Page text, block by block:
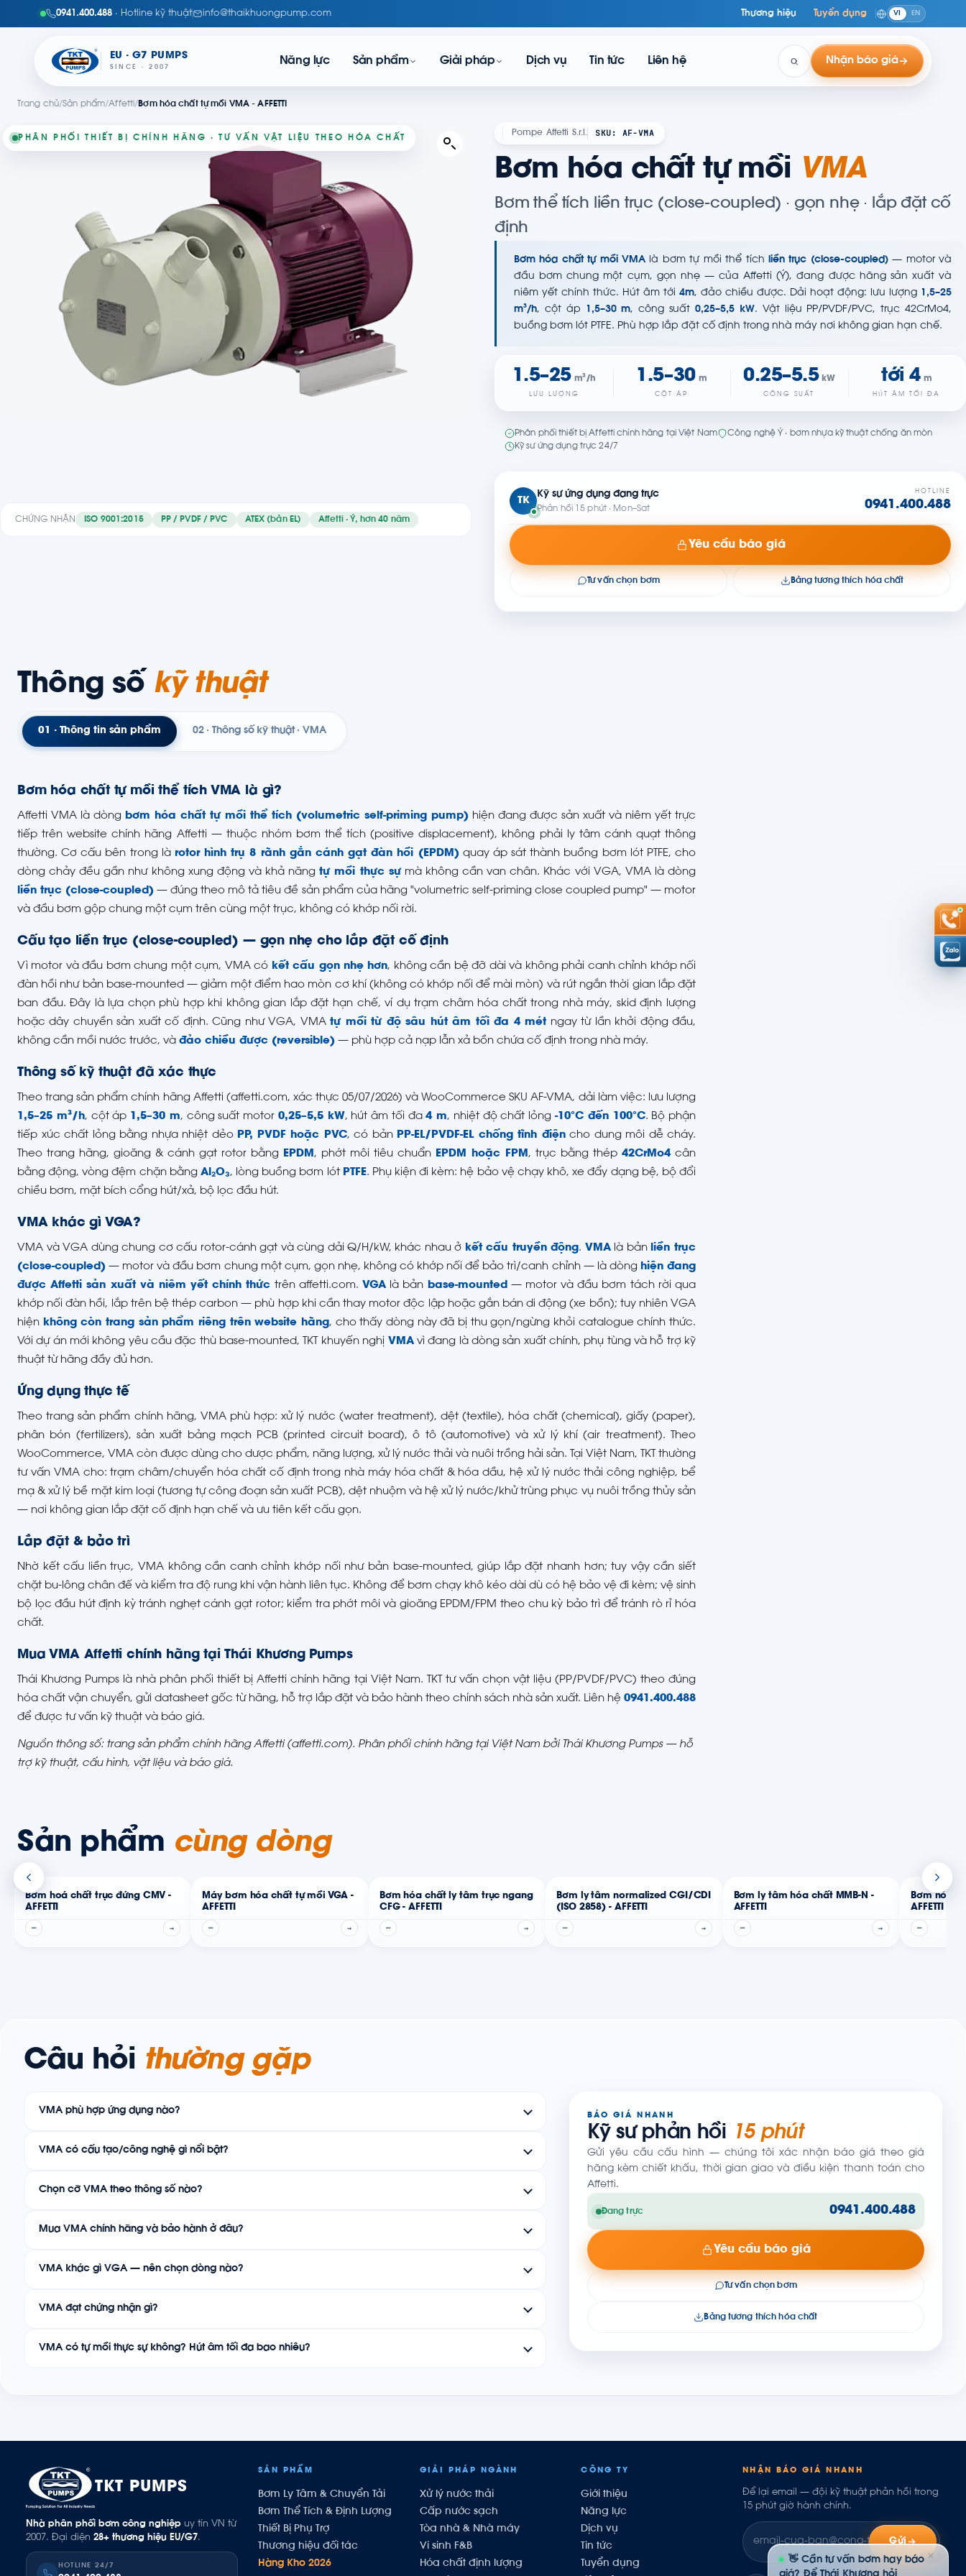
0941.400.488 · Hotline kỹ thuật info@thaikhuongpump.com Thương hiệu Tuyển dụng VI EN
EU · G7 PUMPS
SINCE · 2007
Năng lực Sản phẩm Giải pháp Dịch vụ Tin tức Liên hệ Nhận báo giá
Trang chủ/Sản phẩm/Affetti/Bơm hóa chất tự mồi VMA - AFFETTI
PHÂN PHỐI THIẾT BỊ CHÍNH HÃNG · TƯ VẤN VẬT LIỆU THEO HÓA CHẤT
CHỨNG NHẬN ISO 9001:2015 PP / PVDF / PVC ATEX (bản EL) Affetti · Ý, hơn 40 năm
Pompe Affetti S.r.l. SKU: AF-VMA
Bơm hóa chất tự mồi VMA
Bơm thể tích liền trục (close-coupled) · gọn nhẹ · lắp đặt cố
định
Bơm hóa chất tự mồi VMA là bơm tự mồi thể tích liền trục (close-coupled)— motor và
đầu bơm chung một cụm, gọn nhẹ — của Affetti (Ý), đang được hãng sản xuất và
niêm yết chính thức. Hút âm tới 4m, đảo chiều được. Dải hoạt động: lưu lượng 1,5–25
m³/h, cột áp 1,5–30 m, công suất 0,25–5,5 kW. Vật liệu PP/PVDF/PVC, trục 42CrMo4,
buồng bơm lót PTFE. Phù hợp lắp đặt cố định trong nhà máy nơi không gian hạn chế.
1.5–25 m³/h
LƯU LƯỢNG
1.5–30 m
CỘT ÁP
0.25–5.5 kW
CÔNG SUẤT
tới 4 m
HÚT ÂM TỐI ĐA
Phân phối thiết bị Affetti chính hãng tại Việt Nam
Công nghệ Ý · bơm nhựa kỹ thuật chống ăn mòn
Kỹ sư ứng dụng trực 24/7
TK
Kỹ sư ứng dụng đang trực
Phản hồi 15 phút · Mon–Sat
HOTLINE
0941.400.488
Yêu cầu báo giá
Tư vấn chọn bơm Bảng tương thích hóa chất
Thông số kỹ thuật
01 · Thông tin sản phẩm 02 · Thông số kỹ thuật · VMA
Bơm hóa chất tự mồi thể tích VMA là gì?
Affetti VMA là dòng bơm hóa chất tự mồi thể tích (volumetric self-priming pump) hiện đang được sản xuất và niêm yết trực
tiếp trên website chính hãng Affetti — thuộc nhóm bơm thể tích (positive displacement), không phải ly tâm cánh quạt thông
thường. Cơ cấu bên trong là rotor hình trụ 8 rãnh gắn cánh gạt đàn hồi (EPDM)quay áp sát thành buồng bơm lót PTFE, cho
dòng chảy đều gần như không xung động và khả năngtự mồi thực sựmà không cần van chân. Khác với VGA, VMA là dòng
liền trục (close-coupled) — đúng theo mô tả tiêu đề sản phẩm của hãng "volumetric self-priming close coupled pump" — motor
và đầu bơm gộp chung một cụm trên cùng một trục, không có khớp nối rời.
Cấu tạo liền trục (close-coupled) — gọn nhẹ cho lắp đặt cố định
Vì motor và đầu bơm chung một cụm, VMA có kết cấu gọn nhẹ hơn, không cần bệ đỡ dài và không phải canh chỉnh khớp nối
đàn hồi như bản base-mounted — giảm một điểm hao mòn cơ khí (không có khớp nối để mài mòn) và rút ngắn thời gian lắp đặt
ban đầu. Đây là lựa chọn phù hợp khi không gian lắp đặt hạn chế, ví dụ trạm châm hóa chất trong nhà máy, skid định lượng
hoặc dây chuyền sản xuất cố định. Cũng như VGA, VMAtự mồi từ độ sâu hút âm tối đa 4 mét ngay từ lần khởi động đầu,
không cần mồi nước trước, và đảo chiều được (reversible) — phù hợp cả nạp lẫn xả bồn chứa cố định trong nhà máy.
Thông số kỹ thuật đã xác thực
Theo trang sản phẩm chính hãng Affetti (affetti.com, xác thực 05/07/2026) và WooCommerce SKU AF-VMA, dải làm việc: lưu lượng
1,5–25 m³/h, cột áp 1,5–30 m, công suất motor 0,25–5,5 kW, hút âm tối đa4 m, nhiệt độ chất lỏng-10°C đến 100°C. Bộ phận
tiếp xúc chất lỏng bằng nhựa nhiệt dẻo PP, PVDF hoặc PVC, có bản PP-EL/PVDF-EL chống tĩnh điệncho dung môi dễ cháy.
Theo trang hãng, gioăng & cánh gạt rotor bằng EPDM, phớt môi tiêu chuẩn EPDM hoặc FPM, trục bằng thép 42CrMo4 cân
bằng động, vòng đệm chặn bằng Al₂O₃, lòng buồng bơm lót PTFE. Phụ kiện đi kèm: hệ bảo vệ chạy khô, xe đẩy dạng bệ, bộ đổi
chiều bơm, mặt bích cổng hút/xả, bộ lọc đầu hút.
VMA khác gì VGA?
VMA và VGA dùng chung cơ cấu rotor-cánh gạt và cùng dải Q/H/kW, khác nhau ở kết cấu truyền động. VMAlà bản liền trục
(close-coupled) — motor và đầu bơm chung một cụm, gọn nhẹ, không có khớp nối để bảo trì/canh chỉnh — là dòng hiện đang
được Affetti sản xuất và niêm yết chính thức trên affetti.com. VGA là bản base-mounted— motor và đầu bơm tách rời qua
khớp nối đàn hồi, lắp trên bệ thép carbon — phù hợp khi cần thay motor độc lập hoặc gắn bán di động (xe bồn); tuy nhiên VGA
hiện không còn trang sản phẩm riêng trên website hãng, cho thấy dòng này đã bị thu gọn/ngừng khỏi catalogue chính thức.
Với dự án mới không yêu cầu đặc thù base-mounted, TKT khuyến nghị VMAvì đang là dòng sản xuất chính, phụ tùng và hỗ trợ kỹ
thuật từ hãng đầy đủ hơn.
Ứng dụng thực tế
Theo trang sản phẩm chính hãng, VMA phù hợp: xử lý nước (water treatment), dệt (textile), hóa chất (chemical), giấy (paper),
phân bón (fertilizers), sản xuất bảng mạch PCB (printed circuit board), ô tô (automotive) và xử lý khí (air treatment). Theo
WooCommerce, VMA còn được dùng cho dược phẩm, năng lượng, xử lý nước thải và nuôi trồng hải sản. Tại Việt Nam, TKT thường
tư vấn VMA cho: trạm châm/chuyển hóa chất cố định trong nhà máy hóa chất & hóa dầu, hệ xử lý nước thải công nghiệp, bể
mạ & xử lý bề mặt kim loại (tương tự công đoạn sản xuất PCB), dệt nhuộm và hệ xử lý nước/khử trùng phục vụ nuôi trồng thủy sản
— nơi không gian lắp đặt cố định hạn chế và ưu tiên kết cấu gọn.
Lắp đặt & bảo trì
Nhờ kết cấu liền trục, VMA không cần canh chỉnh khớp nối như bản base-mounted, giúp lắp đặt nhanh hơn; tuy vậy cần siết
chặt bu-lông chân đế và kiểm tra độ rung khi vận hành liên tục. Không để bơm chạy khô kéo dài dù có hệ bảo vệ đi kèm; vệ sinh
bộ lọc đầu hút định kỳ tránh nghẹt cánh gạt rotor; kiểm tra phớt môi và gioăng EPDM/FPM theo chu kỳ bảo trì để tránh rò rỉ hóa
chất.
Mua VMA Affetti chính hãng tại Thái Khương Pumps
Thái Khương Pumps là nhà phân phối thiết bị Affetti chính hãng tại Việt Nam. TKT tư vấn chọn vật liệu (PP/PVDF/PVC) theo đúng
hóa chất vận chuyển, gửi datasheet gốc từ hãng, hỗ trợ lắp đặt và bảo hành theo chính sách nhà sản xuất. Liên hệ 0941.400.488
để được tư vấn kỹ thuật và báo giá.
Nguồn thông số: trang sản phẩm chính hãng Affetti (affetti.com). Phân phối chính hãng tại Việt Nam bởi Thái Khương Pumps — hỗ
trợ kỹ thuật, cấu hình, vật liệu và báo giá.
Sản phẩm cùng dòng
Bơm hoá chất trục đứng CMV -
AFFETTI
— →
Máy bơm hóa chất tự mồi VGA -
AFFETTI
— →
Bơm hóa chất ly tâm trục ngang
CFG - AFFETTI
— →
Bơm ly tâm normalized CGI/CDI
(ISO 2858) - AFFETTI
— →
Bơm ly tâm hóa chất MMB-N -
AFFETTI
— →
Bơm hóa
AFFETTI
—
Câu hỏi thường gặp
VMA phù hợp ứng dụng nào?
VMA có cấu tạo/công nghệ gì nổi bật?
Chọn cỡ VMA theo thông số nào?
Mua VMA chính hãng và bảo hành ở đâu?
VMA khác gì VGA — nên chọn dòng nào?
VMA đạt chứng nhận gì?
VMA có tự mồi thực sự không? Hút âm tối đa bao nhiêu?
BÁO GIÁ NHANH
Kỹ sư phản hồi 15 phút
Gửi yêu cầu cấu hình — chúng tôi xác nhận báo giá theo giá
hãng kèm chiết khấu, thời gian giao và điều kiện thanh toán cho
Affetti.
Đang trực 0941.400.488
Yêu cầu báo giá
Tư vấn chọn bơm
Bảng tương thích hóa chất
TKT PUMPS
Nhà phân phối bơm công nghiệp uy tín VN từ
2007. Đại diện 28+ thương hiệu EU/G7.
HOTLINE 24/7
SẢN PHẨM
Bơm Ly Tâm & Chuyển Tải
Bơm Thể Tích & Định Lượng
Thiết Bị Phụ Trợ
Thương hiệu đối tác
Hàng Kho 2026
GIẢI PHÁP NGÀNH
Xử lý nước thải
Cấp nước sạch
Tòa nhà & Nhà máy
Vi sinh F&B
Hóa chất định lượng
CÔNG TY
Giới thiệu
Năng lực
Dịch vụ
Tin tức
Tuyển dụng
NHẬN BÁO GIÁ NHANH
Để lại email — đội kỹ thuật phản hồi trong
15 phút giờ hành chính.
Gửi
✕
👋 Cần tư vấn bơm hay báo